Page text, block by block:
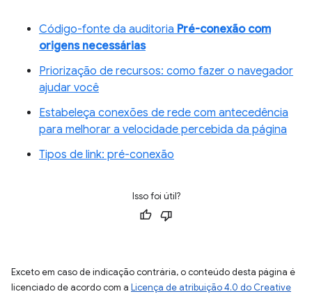
Código-fonte da auditoria Pré-conexão com
origens necessárias
Priorização de recursos: como fazer o navegador
ajudar você
Estabeleça conexões de rede com antecedência
para melhorar a velocidade percebida da página
Tipos de link: pré-conexão
Isso foi útil?
Exceto em caso de indicação contrária, o conteúdo desta página é
licenciado de acordo com a Licença de atribuição 4.0 do Creative